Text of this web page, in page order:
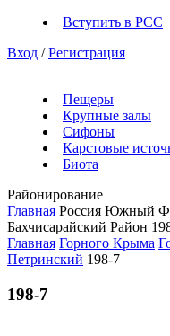
Вступить в РСС
Вход / Регистрация
Пещеры
Крупные залы
Сифоны
Карстовые
Биота
Районирование
Главная Россия Южный
Бахчисарайский Район
Главная Горного Крыма
Петринский 198-7
198-7